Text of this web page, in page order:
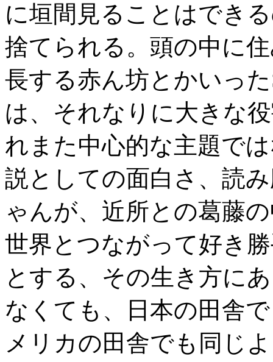
に垣間見ることはでき
捨てられる。頭の中に
長する赤ん坊とかいっ
は、それなりに大きな
れまた中心的な主題で
説としての面白さ、読
ゃんが、近所との葛藤
世界とつながって好き
とする、その生き方に
なくても、日本の田舎
メリカの田舎でも同じ